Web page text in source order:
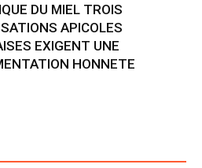
DU MIEL TROIS
APICOLES
EXIGENT UNE
HONNETE